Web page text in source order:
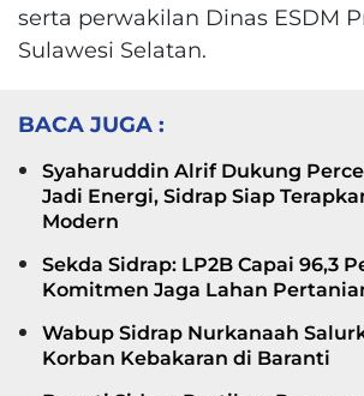
serta perwakilan Dinas ESDM
Sulawesi Selatan.
BACA JUGA :
Syaharuddin Alrif Dukung
Jadi Energi, Sidrap Siap
Modern
Sekda Sidrap: LP2B Capai 96,3
Komitmen Jaga Lahan
Wabup Sidrap Nurkanaah
Korban Kebakaran di Baranti